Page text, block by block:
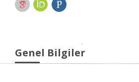
Genel Bilgiler